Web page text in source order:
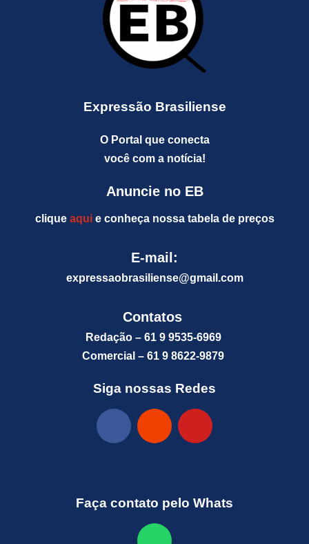
Expressão Brasiliense
O Portal que conecta
você com a notícia!
Anuncie no EB
clique aquie conheça nossa tabela de preços
E-mail:
expressaobrasiliense@gmail.com
Contatos
Redação – 61 9 9535-6969
Comercial – 61 9 8622-9879
Siga nossas Redes
Faça contato pelo Whats